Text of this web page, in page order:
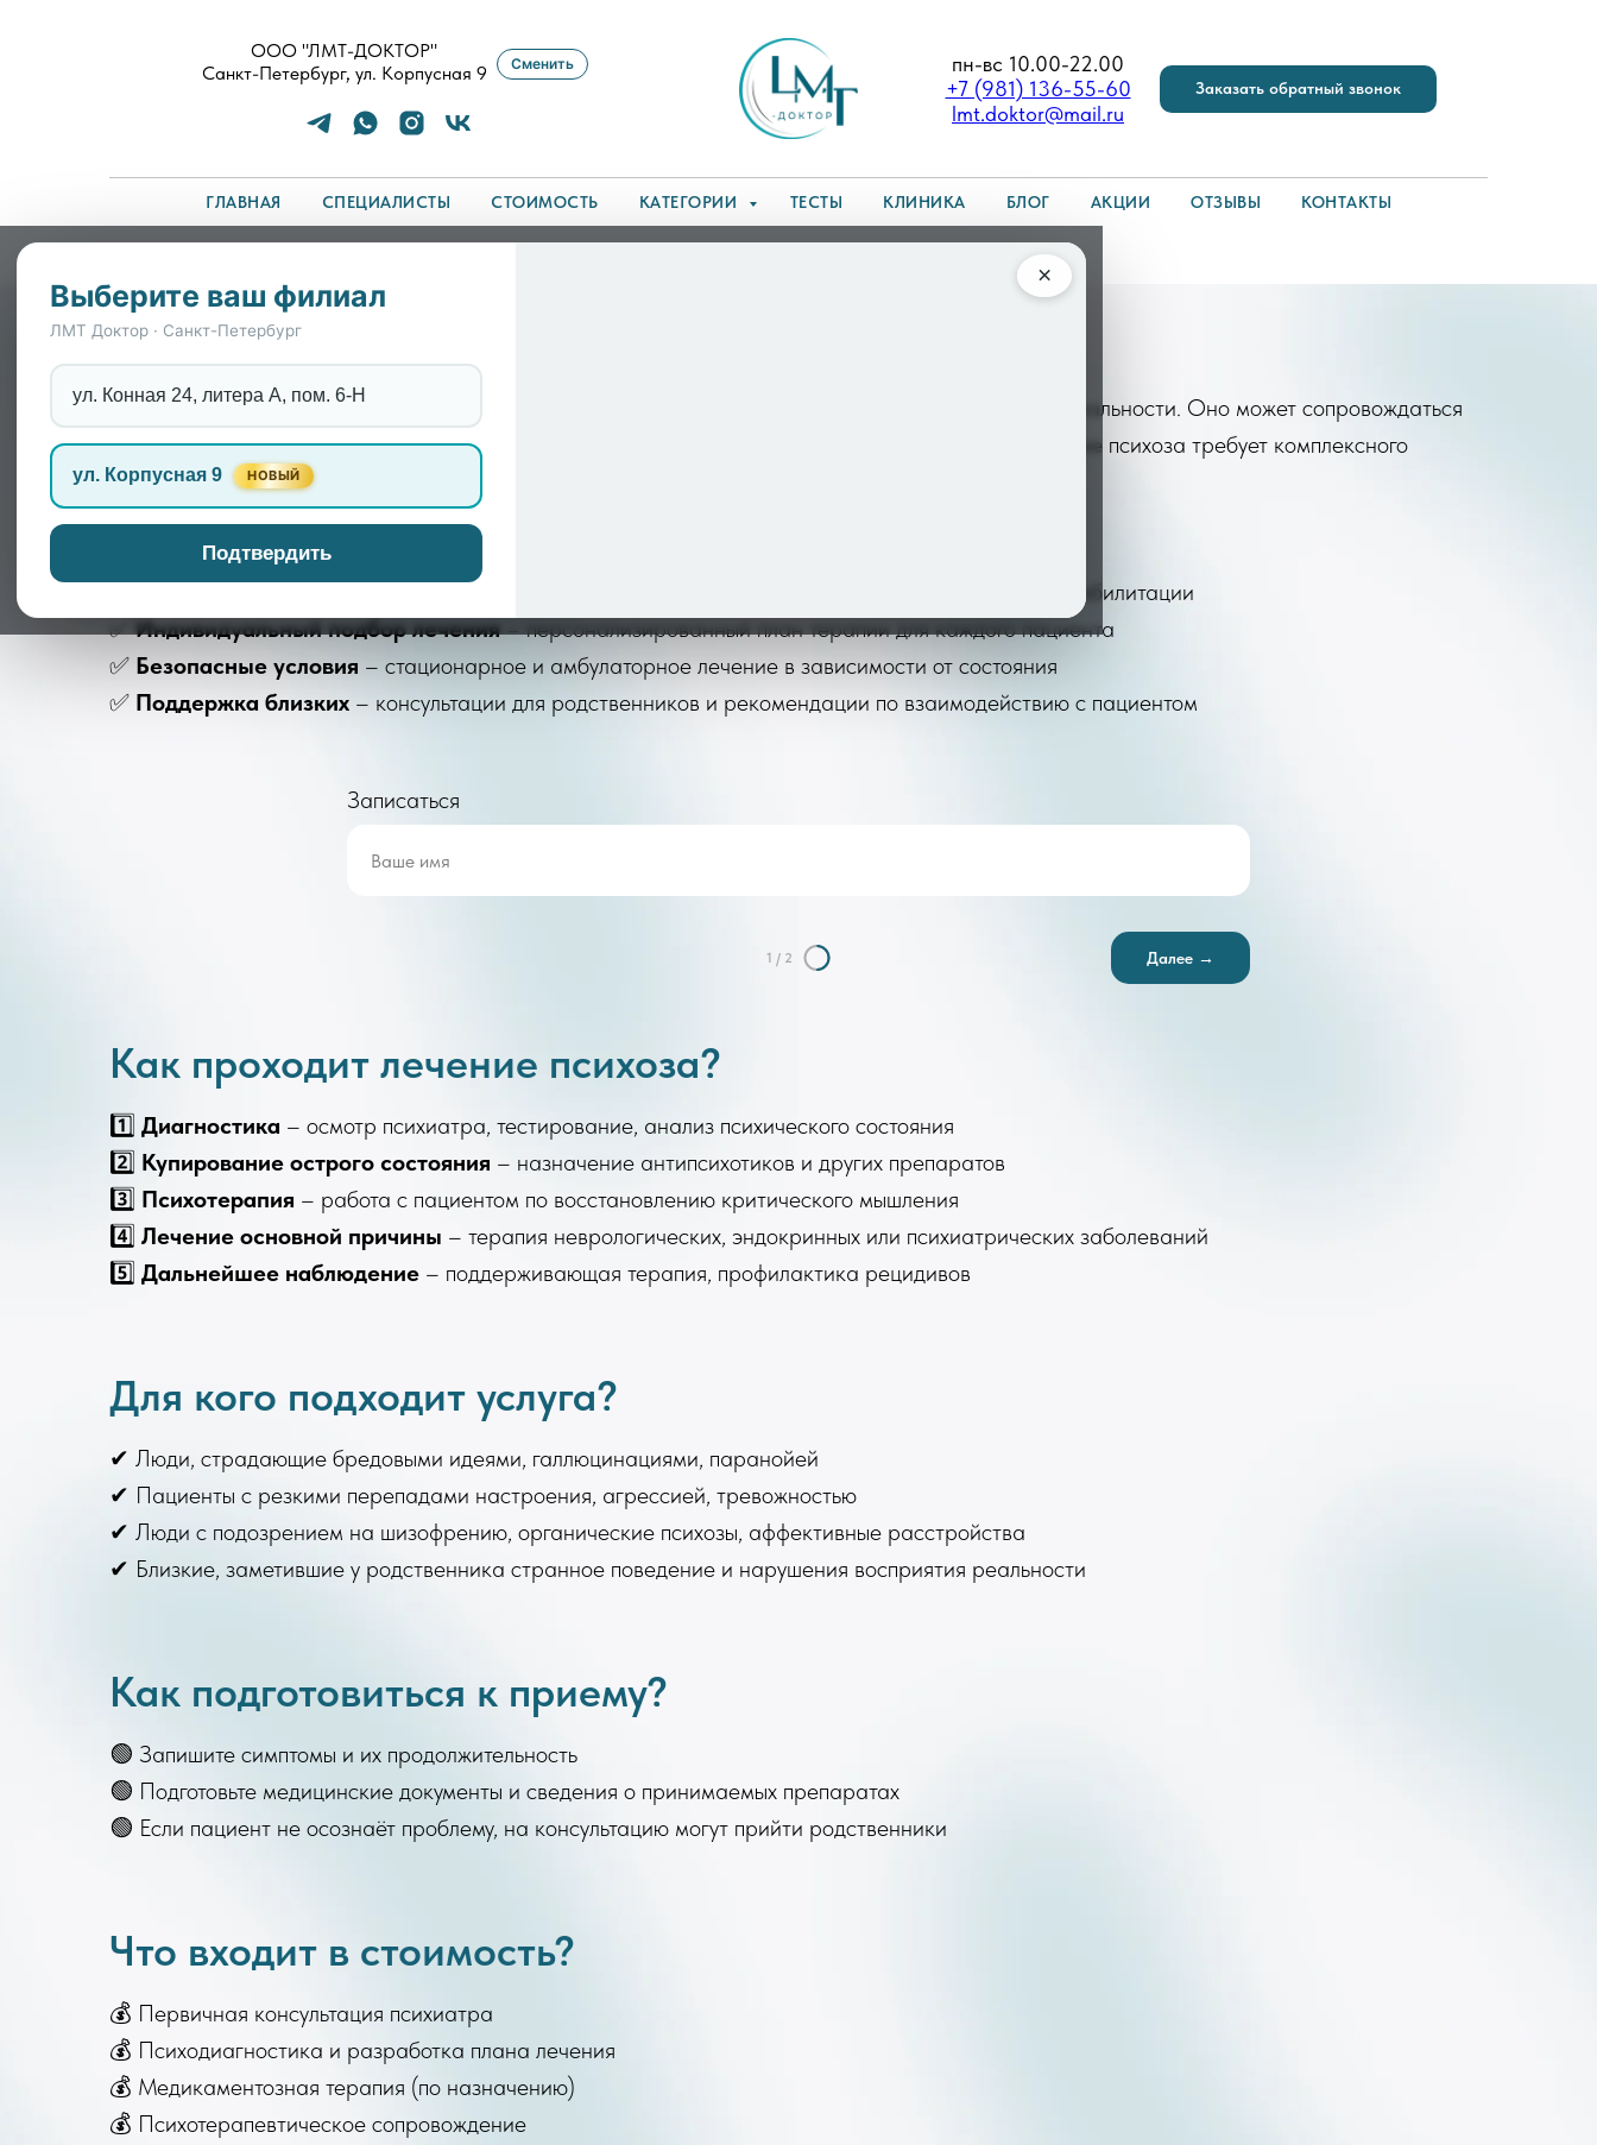
ООО "ЛМТ-ДОКТОР"
Санкт-Петербург, ул. Корпусная 9
Сменить
пн-вс 10.00-22.00
+7 (981) 136-55-60
lmt.doktor@mail.ru
Заказать обратный звонок
ГЛАВНАЯ СПЕЦИАЛИСТЫ СТОИМОСТЬ КАТЕГОРИИ ТЕСТЫ КЛИНИКА БЛОГ АКЦИИ ОТЗЫВЫ КОНТАКТЫ
×
Выберите ваш филиал
ЛМТ Доктор · Санкт-Петербург
ул. Конная 24, литера А, пом. 6-Н
ул. Корпусная 9 НОВЫЙ
Подтвердить
Лечение психоза психиатром в Санкт-Петербурге
Психоз – это серьезное расстройство психики, при котором у человека нарушается восприятие реальности. Оно может сопровождаться
галлюцинациями, бредовыми идеями, резкими перепадами настроения и дезориентацией. Лечение психоза требует комплексного
подхода и наблюдения специалиста.
Преимущества лечения в нашей клинике
Опытные психиатры
✅Комплексный подход– сочетание медикаментозной терапии, психотерапии и социальной реабилитации
✅Индивидуальный подбор лечения– персонализированный план терапии для каждого пациента
✅ Безопасные условия – стационарное и амбулаторное лечение в зависимости от состояния
✅ Поддержка близких – консультации для родственников и рекомендации по взаимодействию с пациентом
Записаться
Далее →
1 / 2
Как проходит лечение психоза?
1️⃣ Диагностика – осмотр психиатра, тестирование, анализ психического состояния
2️⃣ Купирование острого состояния – назначение антипсихотиков и других препаратов
3️⃣ Психотерапия – работа с пациентом по восстановлению критического мышления
4️⃣ Лечение основной причины – терапия неврологических, эндокринных или психиатрических заболеваний
5️⃣ Дальнейшее наблюдение – поддерживающая терапия, профилактика рецидивов
Для кого подходит услуга?
✔ Люди, страдающие бредовыми идеями, галлюцинациями, паранойей
✔ Пациенты с резкими перепадами настроения, агрессией, тревожностью
✔ Люди с подозрением на шизофрению, органические психозы, аффективные расстройства
✔ Близкие, заметившие у родственника странное поведение и нарушения восприятия реальности
Как подготовиться к приему?
🟢 Запишите симптомы и их продолжительность
🟢 Подготовьте медицинские документы и сведения о принимаемых препаратах
🟢 Если пациент не осознаёт проблему, на консультацию могут прийти родственники
Что входит в стоимость?
💰 Первичная консультация психиатра
💰 Психодиагностика и разработка плана лечения
💰 Медикаментозная терапия (по назначению)
💰 Психотерапевтическое сопровождение